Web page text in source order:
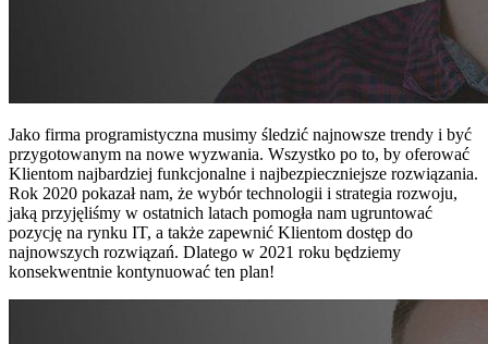
Jako firma programistyczna musimy śledzić najnowsze trendy i być
przygotowanym na nowe wyzwania. Wszystko po to, by oferować
Klientom najbardziej funkcjonalne i najbezpieczniejsze rozwiązania.
Rok 2020 pokazał nam, że wybór technologii i strategia rozwoju,
jaką przyjęliśmy w ostatnich latach pomogła nam ugruntować
pozycję na rynku IT, a także zapewnić Klientom dostęp do
najnowszych rozwiązań. Dlatego w 2021 roku będziemy
konsekwentnie kontynuować ten plan!